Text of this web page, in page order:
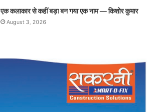
एक कलाकार से कहीं बड़ा बन गया एक नाम — किशोर कुमार
August 3, 2026